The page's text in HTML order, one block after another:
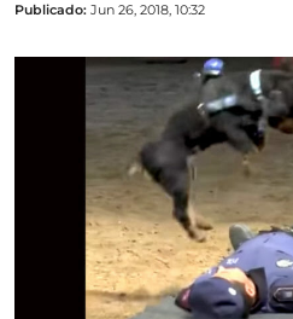
Publicado: Jun 26, 2018, 10:32